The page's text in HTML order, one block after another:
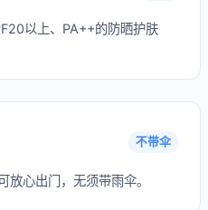
以上、PA++的防晒护肤
不带伞
放心出门，无须带雨伞。